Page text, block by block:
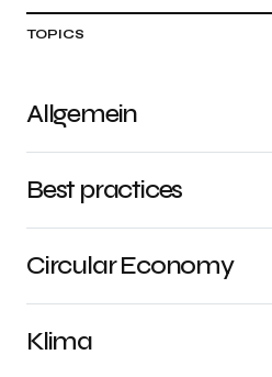
TOPICS
Allgemein
Best practices
Circular Economy
Klima